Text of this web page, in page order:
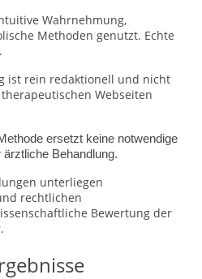
Wahrnehmung,
Methoden genutzt. Echte
ist rein redaktionell und nicht
Webseiten
ersetzt keine notwendige
Behandlung.
unterliegen
rechtlichen
Bewertung der